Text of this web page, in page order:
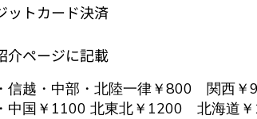
ットカード決済
介ページに記載
信越・中部・北陸一律￥800 関西￥
中国￥1100 北東北￥1200 北海道